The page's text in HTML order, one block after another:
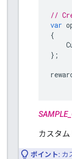
//
var
{
};
カスタ
ポイント: カ